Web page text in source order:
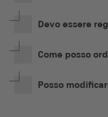
Devo essere
Come posso
Posso